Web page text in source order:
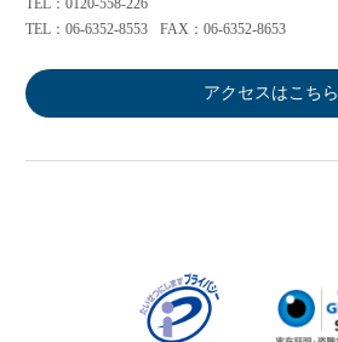
TEL：0120-558-226
TEL：06-6352-8553
FAX：06-6352-8653
アクセスはこちら